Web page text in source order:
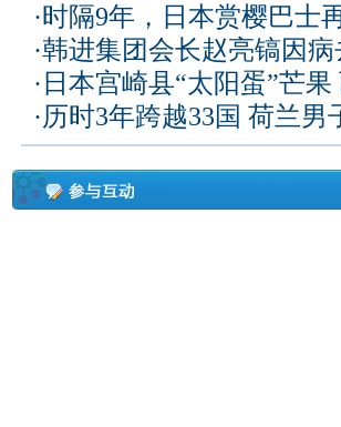
·时隔9年，日本赏樱巴士
·韩进集团会长赵亮镐因
· 日本宫崎县“太阳蛋”芒
·历时3年跨越33国 荷兰